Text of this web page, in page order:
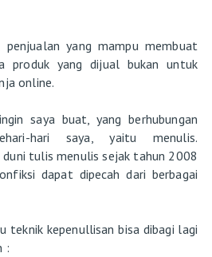
yang mampu membuat
produk yang dijual bukan untuk
online.
saya buat, yang berhubungan
hari saya, yaitu menulis.
tulis menulis sejak tahun 2008
dapat dipecah dari berbagai
teknik kepenullisan bisa dibagi lagi
: